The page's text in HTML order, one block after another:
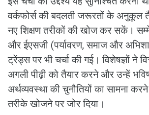
वर्कफोर्स की बदलती जरूरतों के अनुकूल
नए शिक्षण तरीकों की खोज कर सकें।
और ईएसजी (पर्यावरण, समाज और
ट्रेंड्स पर भी चर्चा की गई। विशेषज्ञों ने
अगली पीढ़ी को तैयार करने और उन्हें
अर्थव्यवस्था की चुनौतियों का सामना करने
तरीके खोजने पर जोर दिया।